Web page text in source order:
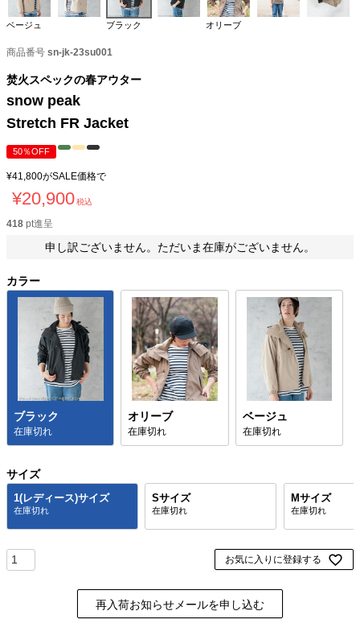
ベージュ ブラック オリーブ
商品番号 sn-jk-23su001
焚火スペックの春アウター
snow peak
Stretch FR Jacket
50％OFF
¥41,800がSALE価格で
¥20,900税込
418 pt進呈
申し訳ございません。ただいま在庫がございません。
カラー
ブラック
在庫切れ
オリーブ
在庫切れ
ベージュ
在庫切れ
サイズ
1(レディース)サイズ Sサイズ Mサイズ
お気に入りに登録する
再入荷お知らせメールを申し込む